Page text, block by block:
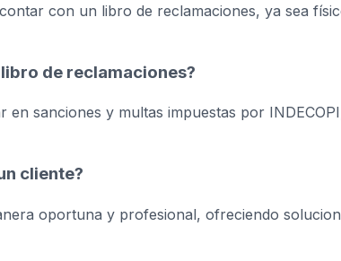
con un libro de reclamaciones, ya sea
de reclamaciones?
sanciones y multas impuestas por
cliente?
oportuna y profesional, ofreciendo